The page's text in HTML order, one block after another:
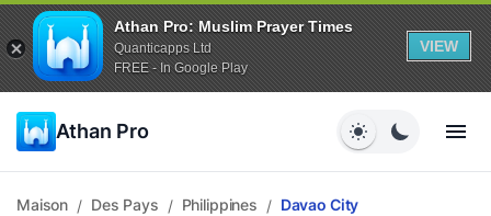
Athan Pro: Muslim Prayer Times
Quanticapps Ltd
FREE - In Google Play
VIEW
Athan Pro
Maison / Des Pays / Philippines / Davao City